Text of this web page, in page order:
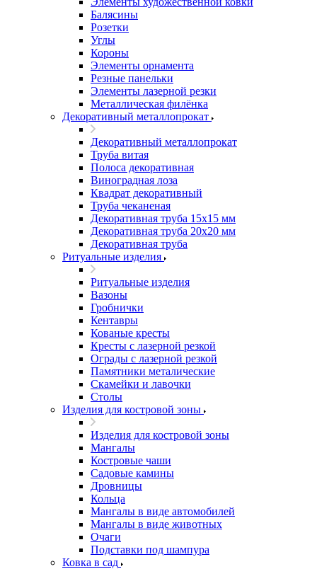
Балясины
Розетки
Углы
Короны
Элементы орнамента
Резные панельки
Элементы лазерной резки
Металлическая филёнка
Декоративный металлопрокат
Декоративный металлопрокат
Труба витая
Полоса декоративная
Виноградная лоза
Квадрат декоративный
Труба чеканеная
Декоративная труба 15х15 мм
Декоративная труба 20х20 мм
Декоративная труба
Ритуальные изделия
Ритуальные изделия
Вазоны
Гробнички
Кентавры
Кованые кресты
Кресты с лазерной резкой
Ограды с лазерной резкой
Памятники металические
Скамейки и лавочки
Столы
Изделия для костровой зоны
Изделия для костровой зоны
Мангалы
Костровые чаши
Садовые камины
Дровницы
Кольца
Мангалы в виде автомобилей
Мангалы в виде животных
Очаги
Подставки под шампура
Ковка в сад